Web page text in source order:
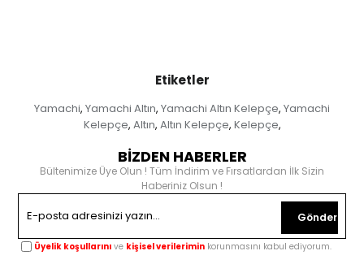
Etiketler
Yamachi, Yamachi Altın, Yamachi Altın Kelepçe, Yamachi
Kelepçe, Altın, Altın Kelepçe, Kelepçe,
BİZDEN HABERLER
Bültenimize Üye Olun ! Tüm İndirim ve Fırsatlardan İlk Sizin
Haberiniz Olsun !
Gönder
Üyelik koşullarını ve kişisel verilerimin korunmasını kabul ediyorum.